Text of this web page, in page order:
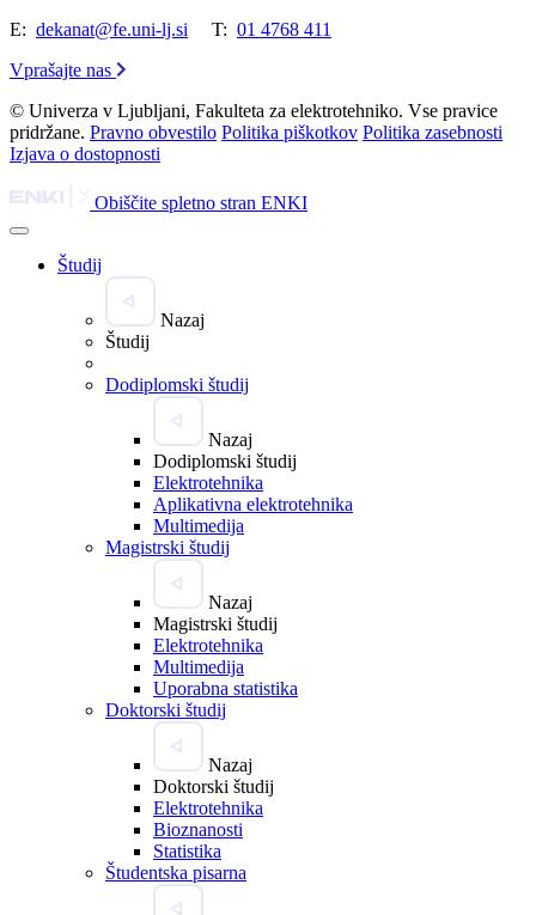
E: dekanat@fe.uni-lj.si T: 01 4768 411
Vprašajte nas
© Univerza v Ljubljani, Fakulteta za elektrotehniko. Vse pravice
pridržane. Pravno obvestilo Politika piškotkov Politika zasebnosti
Izjava o dostopnosti
Obiščite spletno stran ENKI
Študij
Nazaj
Študij
Dodiplomski študij
Nazaj
Dodiplomski študij
Elektrotehnika
Aplikativna elektrotehnika
Multimedija
Magistrski študij
Nazaj
Magistrski študij
Elektrotehnika
Multimedija
Uporabna statistika
Doktorski študij
Nazaj
Doktorski študij
Elektrotehnika
Bioznanosti
Statistika
Študentska pisarna